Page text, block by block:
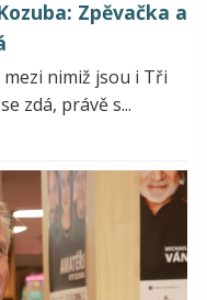
Zpěvačka a
nimiž jsou i Tři
zdá, právě s...